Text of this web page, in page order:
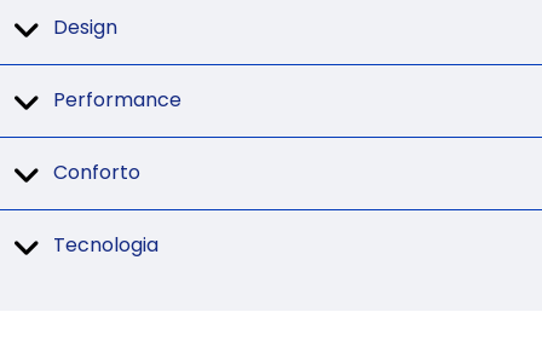
Design
Performance
Conforto
Tecnologia